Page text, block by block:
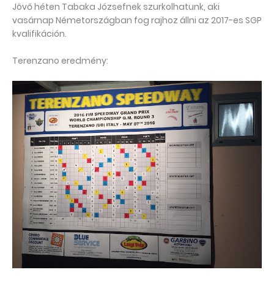
Jövő héten Tabaka Józsefnek szurkolhatunk, aki
vasárnap Németországban fog rajhoz állni az 2017-es SGP
kvalifikáción.
Terenzano eredmény: